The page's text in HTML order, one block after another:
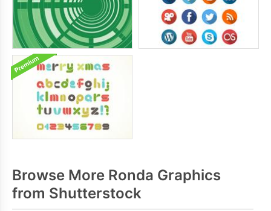
Browse More Ronda Graphics
from Shutterstock